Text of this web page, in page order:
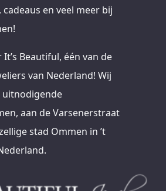
en veel meer bij
Beautiful, één van de
van Nederland! Wij
uitnodigende
aan de Varsenerstraat
stad Ommen in ’t